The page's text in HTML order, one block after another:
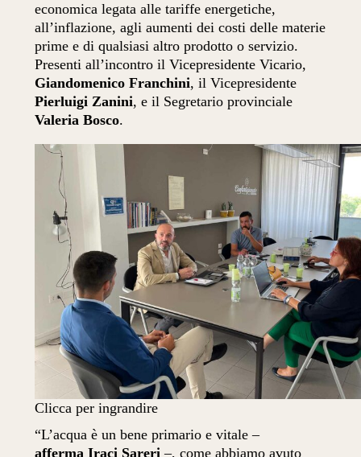
economica legata alle tariffe energetiche,
all’inflazione, agli aumenti dei costi delle materie
prime e di qualsiasi altro prodotto o servizio.
Presenti all’incontro il Vicepresidente Vicario,
Giandomenico Franchini, il Vicepresidente
Pierluigi Zanini, e il Segretario provinciale
Valeria Bosco.
Clicca per ingrandire
“L’acqua è un bene primario e vitale –
afferma Iraci Sareri –, come abbiamo avuto